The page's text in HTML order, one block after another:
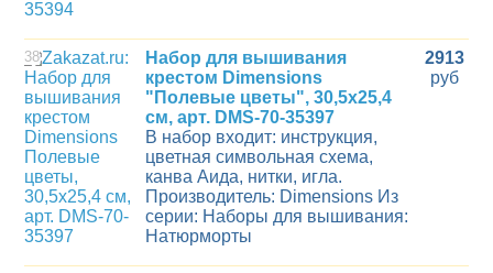
38
Набор для вышивания
крестом Dimensions
"Полевые цветы", 30,5x25,4
см, арт. DMS-70-35397
В набор входит: инструкция,
цветная символьная схема,
канва Aида, нитки, игла.
Производитель: Dimensions Из
серии: Наборы для вышивания:
Натюрморты
2913
руб